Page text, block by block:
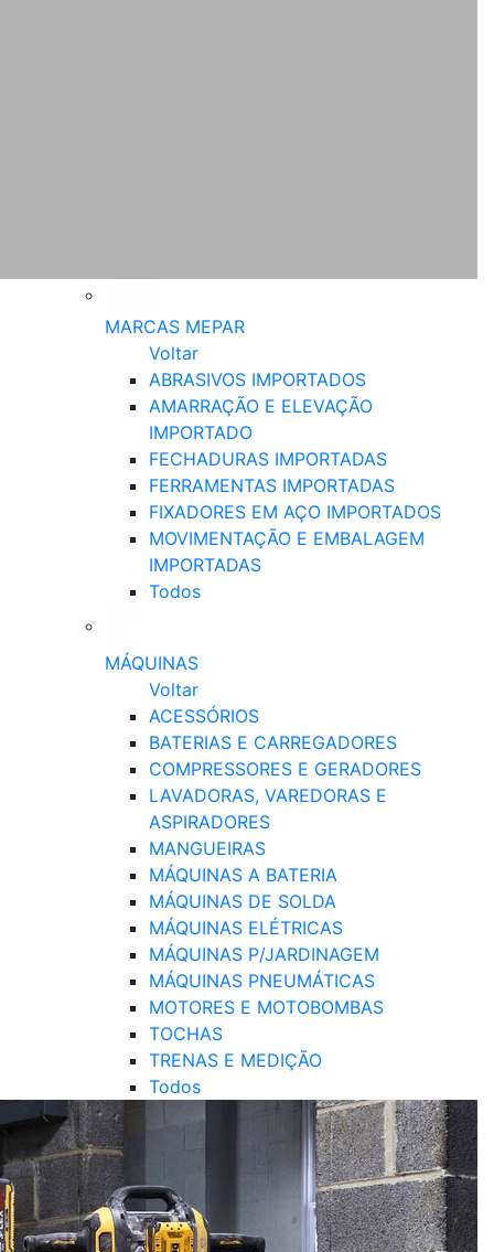
MARCAS MEPAR
Voltar
ABRASIVOS IMPORTADOS
AMARRAÇÃO E ELEVAÇÃO
IMPORTADO
FECHADURAS IMPORTADAS
FERRAMENTAS IMPORTADAS
FIXADORES EM AÇO IMPORTADOS
MOVIMENTAÇÃO E EMBALAGEM
IMPORTADAS
Todos
MÁQUINAS
Voltar
ACESSÓRIOS
BATERIAS E CARREGADORES
COMPRESSORES E GERADORES
LAVADORAS, VAREDORAS E
ASPIRADORES
MANGUEIRAS
MÁQUINAS A BATERIA
MÁQUINAS DE SOLDA
MÁQUINAS ELÉTRICAS
MÁQUINAS P/JARDINAGEM
MÁQUINAS PNEUMÁTICAS
MOTORES E MOTOBOMBAS
TOCHAS
TRENAS E MEDIÇÃO
Todos